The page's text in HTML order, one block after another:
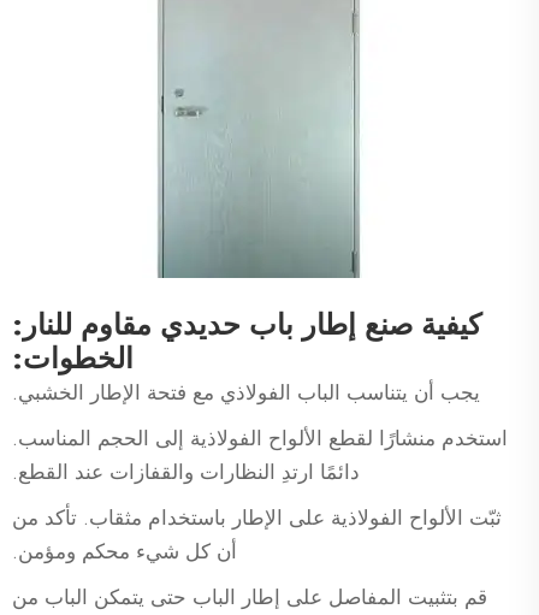
كيفية صنع إطار باب حديدي مقاوم للنار:
الخطوات:
يجب أن يتناسب الباب الفولاذي مع فتحة الإطار الخشبي.
استخدم منشارًا لقطع الألواح الفولاذية إلى الحجم المناسب.
دائمًا ارتدِ النظارات والقفازات عند القطع.
ثبّت الألواح الفولاذية على الإطار باستخدام مثقاب. تأكد من
أن كل شيء محكم ومؤمن.
قم بتثبيت المفاصل على إطار الباب حتى يتمكن الباب من